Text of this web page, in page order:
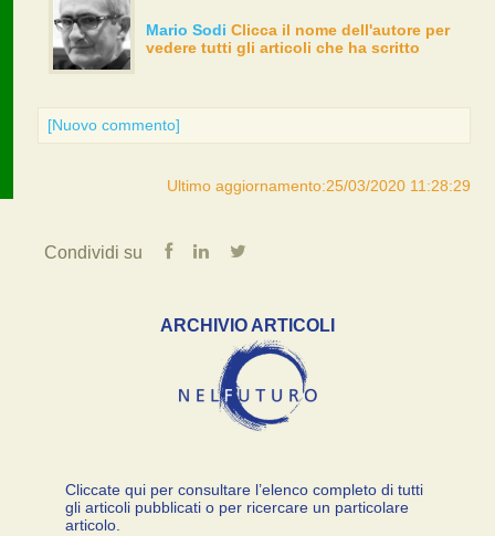
Mario Sodi Clicca il nome dell'autore per
vedere tutti gli articoli che ha scritto
[Nuovo commento]
Ultimo aggiornamento:25/03/2020 11:28:29
Condividi su
ARCHIVIO ARTICOLI
Cliccate qui per consultare l’elenco completo di tutti
gli articoli pubblicati o per ricercare un particolare
articolo.